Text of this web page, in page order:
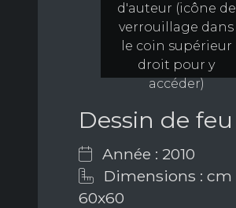
d'auteur (icône de
verrouillage dans
le coin supérieur
droit pour y
accéder)
Dessin de feu
Année : 2010
Dimensions : cm
60x60